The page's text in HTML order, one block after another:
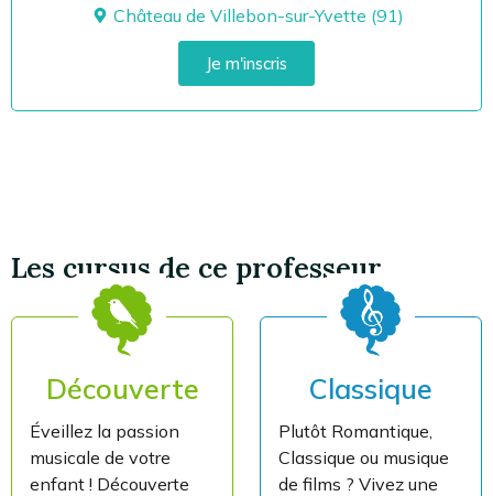
Château de Villebon-sur-Yvette (91)
Je m'inscris
Les cursus de ce professeur
Découverte
Éveillez la passion
musicale de votre
enfant ! Découverte
Classique
Plutôt Romantique,
Classique ou musique
de films ? Vivez une